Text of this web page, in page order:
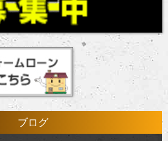
ブログ